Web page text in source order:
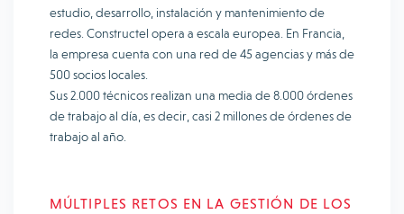
estudio, desarrollo, instalación y mantenimiento de
redes. Constructel opera a escala europea. En Francia,
la empresa cuenta con una red de 45 agencias y más de
500 socios locales.
Sus 2.000 técnicos realizan una media de 8.000 órdenes
de trabajo al día, es decir, casi 2 millones de órdenes de
trabajo al año.
MÚLTIPLES RETOS EN LA GESTIÓN DE LOS